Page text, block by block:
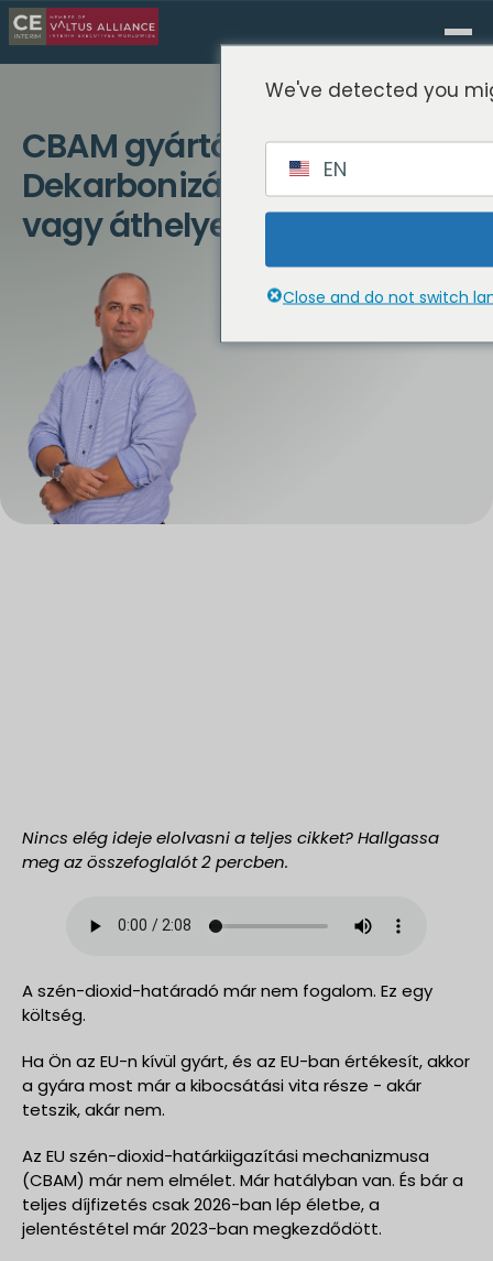
CBAM gyártók számára:
Dekarbonizálás, átrendezés
vagy áthelyezés
Nincs elég ideje elolvasni a teljes cikket? Hallgassa
meg az összefoglalót 2 percben.
A szén-dioxid-határadó már nem fogalom. Ez egy
költség.
Ha Ön az EU-n kívül gyárt, és az EU-ban értékesít, akkor
a gyára most már a kibocsátási vita része - akár
tetszik, akár nem.
Az EU szén-dioxid-határkiigazítási mechanizmusa
(CBAM) már nem elmélet. Már hatályban van. És bár a
teljes díjfizetés csak 2026-ban lép életbe, a
jelentéstétel már 2023-ban megkezdődött.
We've detected you
EN
Close and do not switch